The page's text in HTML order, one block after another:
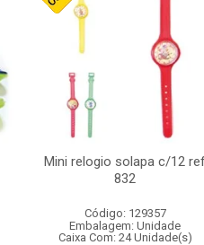
Mini relogio solapa c/12
832
Código: 129357
Embalagem: Unidade
Caixa Com: 24 Unidade(s)